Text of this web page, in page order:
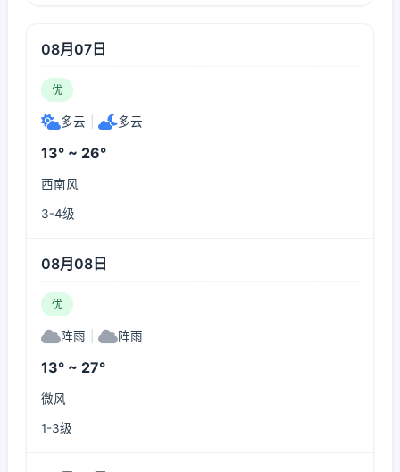
08月07日
优
多云 多云
13° ~ 26°
西南风
3-4级
08月08日
优
阵雨 阵雨
13° ~ 27°
微风
1-3级